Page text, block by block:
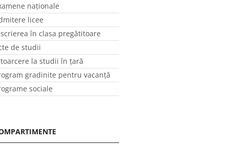
naționale
licee
în clasa pregătitoare
de studii
la studii în ţară
gradinite pentru vacanţă
sociale